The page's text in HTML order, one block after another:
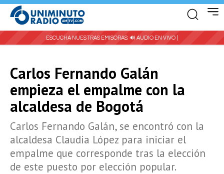
ESCUCHA NUESTRAS EMISORAS: 🔊 AUDIO EN VIVO |
Carlos Fernando Galán
empieza el empalme con la
alcaldesa de Bogotá
Carlos Fernando Galán, se encontró con la
alcaldesa Claudia López para iniciar el
empalme que corresponde tras la elección
de este puesto por elección popular.